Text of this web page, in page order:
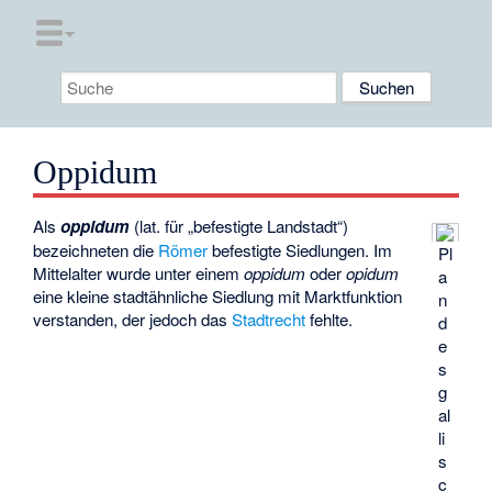
Oppidum
Pl
a
n
d
e
s
g
al
li
s
c
Alsoppidum (lat. für „befestigte Landstadt“)
bezeichneten die Römerbefestigte Siedlungen. Im
Mittelalter wurde unter einemoppidum oderopidum
eine kleine stadtähnliche Siedlung mit Marktfunktion
verstanden, der jedoch dasStadtrechtfehlte.